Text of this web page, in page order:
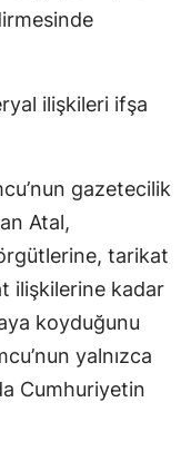
ilişkileri ifşa
gazetecilik
Atal,
tarikat
ilişkilerine kadar
koyduğunu
yalnızca
Cumhuriyetin